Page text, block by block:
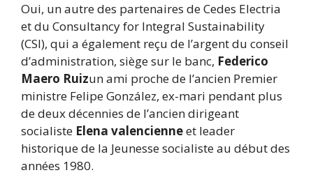
Oui, un autre des partenaires de Cedes Electria
et du Consultancy for Integral Sustainability
(CSI), qui a également reçu de l’argent du conseil
d’administration, siège sur le banc, Federico
Maero Ruizun ami proche de l’ancien Premier
ministre Felipe González, ex-mari pendant plus
de deux décennies de l’ancien dirigeant
socialiste Elena valencienneet leader
historique de la Jeunesse socialiste au début des
années 1980.